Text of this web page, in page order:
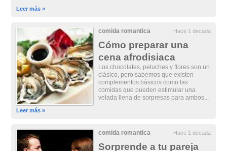
Leer más »
comida romantica Hace 1 decada
Cómo preparar una
cena afrodisiaca
Los chocolates, peluches y flores son un
clásico, pero sabemos que existen
complementos básicos como las
comidas que pueden estimular una
velada llena de sorpresas para ambos...
Leer más »
comida romantica Hace 1 decada
Sorprende a tu pareja